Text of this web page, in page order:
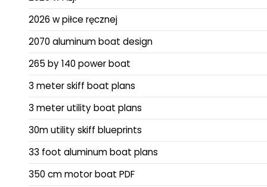
2026 w piłce ręcznej
2070 aluminum boat design
265 by 140 power boat
3 meter skiff boat plans
3 meter utility boat plans
30m utility skiff blueprints
33 foot aluminum boat plans
350 cm motor boat PDF